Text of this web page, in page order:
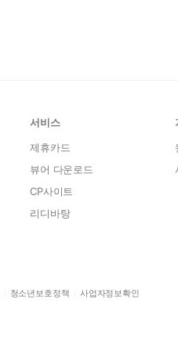
서비스
제휴카드
뷰어 다운로드
CP사이트
리디바탕
청소년보호정책 사업자정보확인